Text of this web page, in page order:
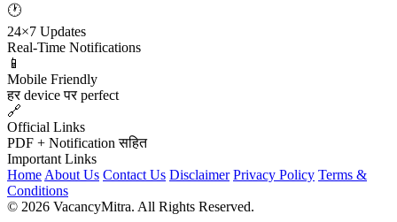
🕐
24×7 Updates
Real-Time Notifications
📱
Mobile Friendly
हर device पर perfect
🔗
Official Links
PDF + Notification सहित
Important Links
Home About Us Contact Us Disclaimer Privacy Policy Terms &
Conditions
© 2026 VacancyMitra. All Rights Reserved.